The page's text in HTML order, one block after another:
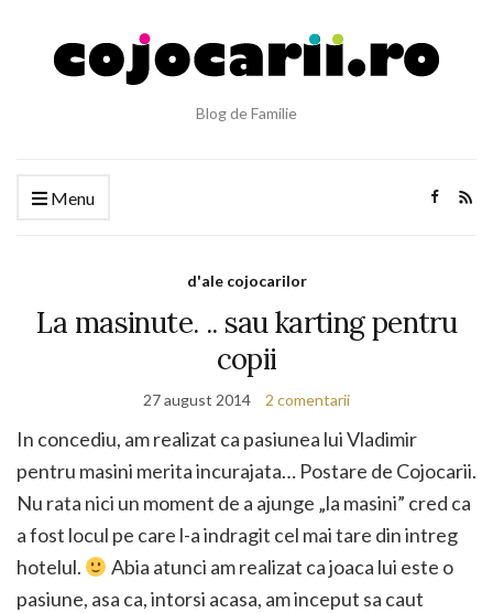
Blog de Familie
Menu
d'ale cojocarilor
La masinute. .. sau karting pentru
copii
27 august 2014 2 comentarii
In concediu, am realizat ca pasiunea lui Vladimir
pentru masini merita incurajata… Postare de Cojocarii.
Nu rata nici un moment de a ajunge „la masini” cred ca
a fost locul pe care l-a indragit cel mai tare din intreg
hotelul.
Abia atunci am realizat ca joaca lui este o
pasiune, asa ca, intorsi acasa, am inceput sa caut